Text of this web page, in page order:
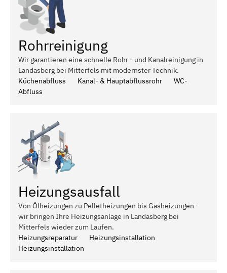
Rohrreinigung
Wir garantieren eine schnelle Rohr - und Kanalreinigung in
Landasberg bei Mitterfels mit modernster Technik.
Küchenabfluss
Kanal- & Hauptabflussrohr
WC-
Abfluss
Heizungsausfall
Von Ölheizungen zu Pelletheizungen bis Gasheizungen -
wir bringen Ihre Heizungsanlage in Landasberg bei
Mitterfels wieder zum Laufen.
Heizungsreparatur
Heizungsinstallation
Heizungsinstallation